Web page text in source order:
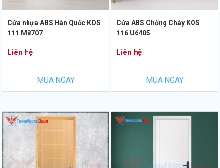
Cửa nhựa ABS Hàn Quốc KOS
111 M8707
Liên hệ
MUA NGAY
Cửa ABS Chống Cháy KOS
116 U6405
Liên hệ
MUA NGAY